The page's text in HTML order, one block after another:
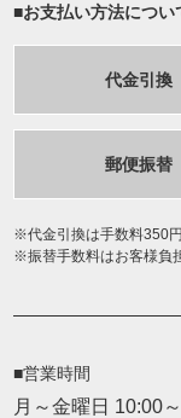
■お支払い方法につい
代金引換
郵便振替
代金引換は手数料350
振替手数料はお客様負
■営業時間
月～金曜日 10:00